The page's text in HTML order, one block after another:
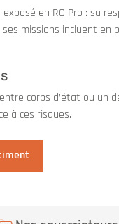
en RC Pro : sa
missions incluent
corps d’état ou
à ces risques.